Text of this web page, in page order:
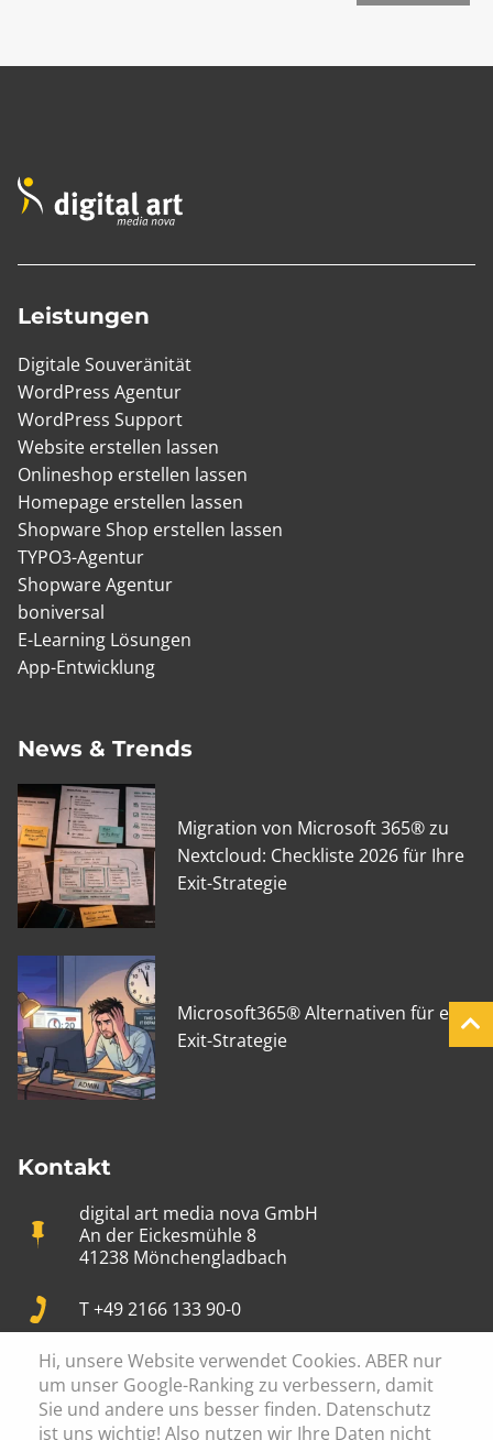
Leistungen
Digitale Souveränität
WordPress Agentur
WordPress Support
Website erstellen lassen
Onlineshop erstellen lassen
Homepage erstellen lassen
Shopware Shop erstellen lassen
TYPO3-Agentur
Shopware Agentur
boniversal
E-Learning Lösungen
App-Entwicklung
News & Trends
Migration von Microsoft 365® zu
Nextcloud: Checkliste 2026 für Ihre
Exit-Strategie
Microsoft365® Alternativen für eine
Exit-Strategie
Kontakt
digital art media nova GmbH
An der Eickesmühle 8
41238 Mönchengladbach
T +49 2166 133 90-0
info@digital-art.de
Mon-Fr: 09:00 - 17:30
Hi, unsere Website verwendet Cookies. ABER nur
um unser Google-Ranking zu verbessern, damit
Sie und andere uns besser finden. Datenschutz
ist uns wichtig! Also nutzen wir Ihre Daten nicht